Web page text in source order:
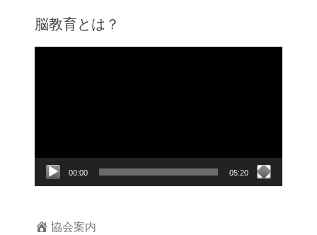
脳教育とは？
ー
00:00 05:20
協会案内